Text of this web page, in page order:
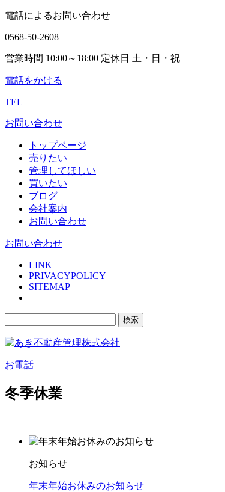
電話によるお問い合わせ
0568-50-2608
営業時間 10:00～18:00 定休日 土・日・祝
電話をかける
TEL
お問い合わせ
トップページ
売りたい
管理してほしい
買いたい
ブログ
会社案内
お問い合わせ
お問い合わせ
LINK
PRIVACYPOLICY
SITEMAP
お電話
冬季休業
お知らせ
年末年始お休みのお知らせ